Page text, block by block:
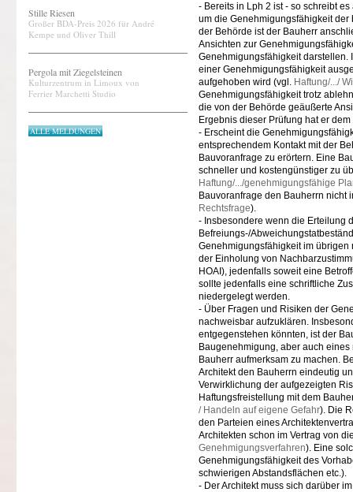
Stille Riesen
Großer BDA-Preis 2026 für André
Kempe und Oliver Thill
Pergola mit Ziegelsteinen
Kulturzentrum in Limoux von
Ferrier Marchetti Studio
ALLE MELDUNGEN
- Bereits in Lph 2 ist - so schreibt
um die Genehmigungsfähigkeit
der Behörde ist der Bauherr
Ansichten zur
Genehmigungsfähigkeit darstellen.
einer Genehmigungsfähigkeit
aufgehoben wird (vgl. Haftung/.../
Genehmigungsfähigkeit trotz
die von der Behörde geäußerte
Ergebnis dieser Prüfung hat er
- Erscheint die
entsprechendem Kontakt mit der
Bauvoranfrage zu erörtern. Eine
schneller und kostengünstiger zu
Haftung/.../genehmigungsfähige
Bauvoranfrage den Bauherrn
Rechtsfrage).
- Insbesondere wenn die Erteilung
Befreiungs-/
Genehmigungsfähigkeit im übrigen
der Einholung von
HOAI), jedenfalls soweit eine
sollte jedenfalls eine schriftliche
niedergelegt werden.
- Über Fragen und Risiken der
nachweisbar aufzuklären.
entgegenstehen könnten, ist der
Baugenehmigung, aber auch
Bauherr aufmerksam zu machen.
Architekt den Bauherrn eindeutig
Verwirklichung der aufgezeigten
Haftungsfreistellung mit dem
/ Handeln auf eigene Gefahr). Die
den Parteien eines
Architekten schon im Vertrag von
Genehmigungsverfahren). Eine
Genehmigungsfähigkeit des
schwierigen Abstandsflächen etc.).
- Der Architekt muss sich darüber